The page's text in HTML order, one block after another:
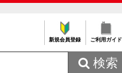
新規会員登録 ご利用ガイド
 検索